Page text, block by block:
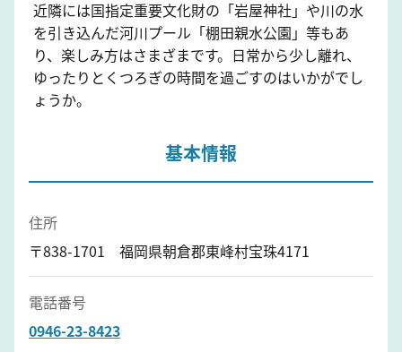
近隣には国指定重要文化財の「岩屋神社」や川の水
を引き込んだ河川プール「棚田親水公園」等もあ
り、楽しみ方はさまざまです。日常から少し離れ、
ゆったりとくつろぎの時間を過ごすのはいかがでし
ょうか。
基本情報
住所
〒838-1701 福岡県朝倉郡東峰村宝珠4171
電話番号
0946-23-8423